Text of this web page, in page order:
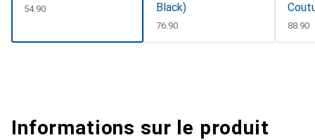
CHF
54.90
Black)
CHF
76.90 CHF
88.90
Informations sur le produit